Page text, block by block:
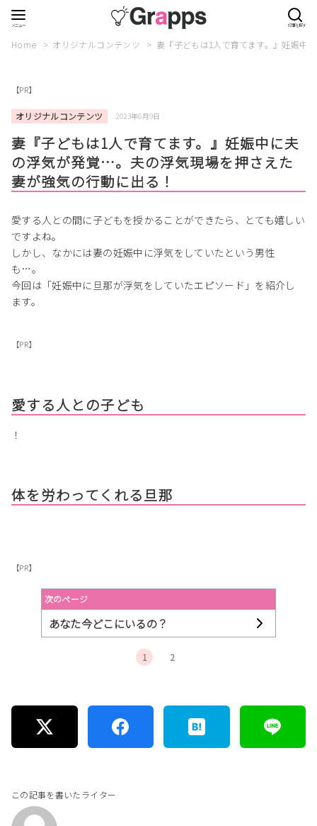
Home オリジナルコンテンツ 妻『子どもは1人で育てます。』妊娠中
【PR】
オリジナルコンテンツ 2023年6月9日
妻『子どもは1人で育てます。』妊娠中に夫
の浮気が発覚…。夫の浮気現場を押さえた
妻が強気の行動に出る！
愛する人との間に子どもを授かることができたら、とても嬉しい
ですよね。
しかし、なかには妻の妊娠中に浮気をしていたという男性
も…。
今回は「妊娠中に旦那が浮気をしていたエピソード」を紹介し
ます。
【PR】
愛する人との子ども
！
体を労わってくれる旦那
【PR】
次のページ
あなた今どこにいるの？
1 2
この記事を書いたライター